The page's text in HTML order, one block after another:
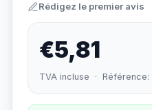
Rédigez le premier avis
€5,81
TVA incluse · Référence: